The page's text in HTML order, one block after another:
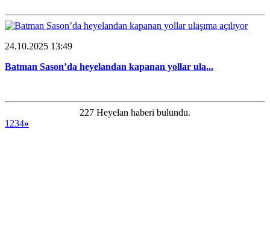
24.10.2025 13:49
Batman Sason’da heyelandan kapanan yollar ula...
227 Heyelan haberi bulundu.
1 234»